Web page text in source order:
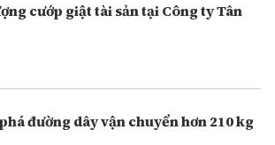
cướp giật tài sản tại Công ty Tân
đường dây vận chuyển hơn 210 kg